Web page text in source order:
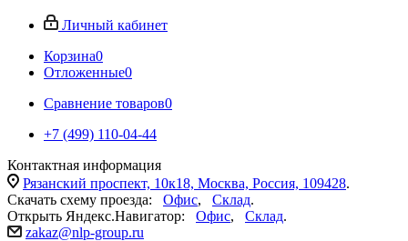
Личный кабинет
Корзина0
Отложенные0
Сравнение товаров0
+7 (499) 110-04-44
Контактная информация
Рязанский проспект, 10к18, Москва, Россия, 109428.
Скачать схему проезда: Офис, Склад.
Открыть Яндекс.Навигатор: Офис, Склад.
zakaz@nlp-group.ru